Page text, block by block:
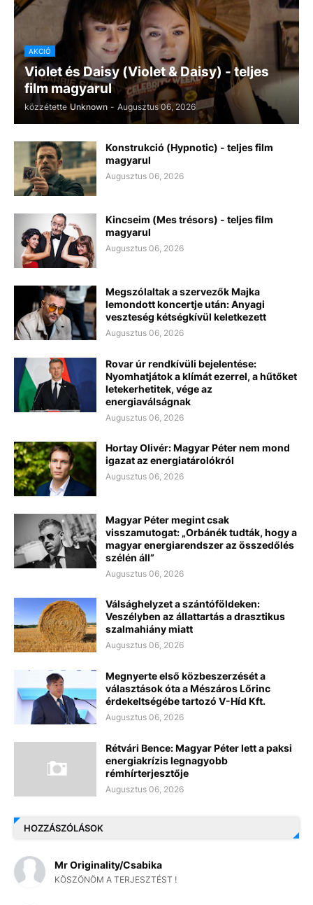
AKCIÓ
Violet és Daisy (Violet & Daisy) - teljes
film magyarul
közzétette Unknown - Augusztus 06, 2026
Konstrukció (Hypnotic) - teljes film
magyarul
Augusztus 06, 2026
Kincseim (Mes trésors) - teljes film
magyarul
Augusztus 06, 2026
Megszólaltak a szervezők Majka
lemondott koncertje után: Anyagi
veszteség kétségkívül keletkezett
Augusztus 06, 2026
Rovar úr rendkívüli bejelentése:
Nyomhatjátok a klímát ezerrel, a hűtőket
letekerhetitek, vége az
energiaválságnak
Augusztus 06, 2026
Hortay Olivér: Magyar Péter nem mond
igazat az energiatárolókról
Augusztus 06, 2026
Magyar Péter megint csak
visszamutogat: „Orbánék tudták, hogy a
magyar energiarendszer az összedőlés
szélén áll”
Augusztus 06, 2026
Válsághelyzet a szántóföldeken:
Veszélyben az állattartás a drasztikus
szalmahiány miatt
Augusztus 06, 2026
Megnyerte első közbeszerzését a
választások óta a Mészáros Lőrinc
érdekeltségébe tartozó V-Híd Kft.
Augusztus 06, 2026
Rétvári Bence: Magyar Péter lett a paksi
energiakrízis legnagyobb
rémhírterjesztője
Augusztus 06, 2026
HOZZÁSZÓLÁSOK
Mr Originality/Csabika
KÖSZÖNÖM A TERJESZTÉST !